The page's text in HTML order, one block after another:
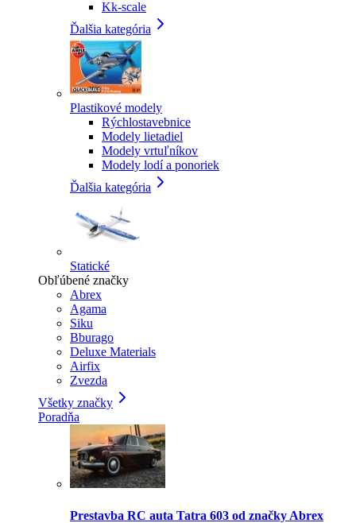
Kk-scale
Ďalšia kategória
Plastikové modely
Rýchlostavebnice
Modely lietadiel
Modely vrtuľníkov
Modely lodí a ponoriek
Ďalšia kategória
Statické
Obľúbené značky
Abrex
Agama
Siku
Bburago
Deluxe Materials
Airfix
Zvezda
Všetky značky
Poradňa
Prestavba RC auta Tatra 603 od značky Abrex